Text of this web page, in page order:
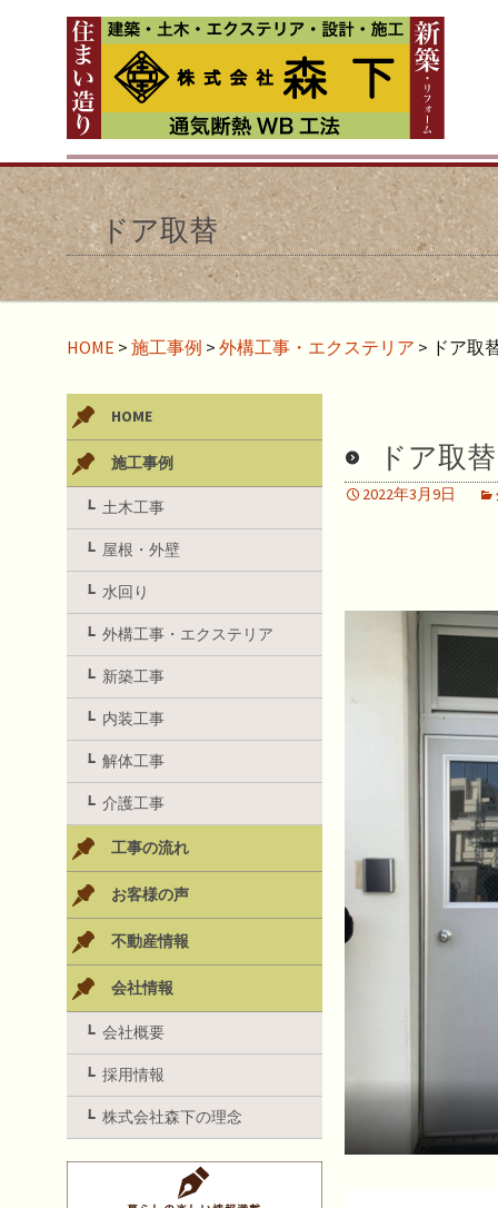
ドア取替
HOME > 施工事例 > 外構工事・エクステリア > ドア取
ドア取替
2022年3月9日
HOME
施工事例
土木工事
屋根・外壁
水回り
外構工事・エクステリア
新築工事
内装工事
解体工事
介護工事
工事の流れ
お客様の声
不動産情報
会社情報
会社概要
採用情報
株式会社森下の理念